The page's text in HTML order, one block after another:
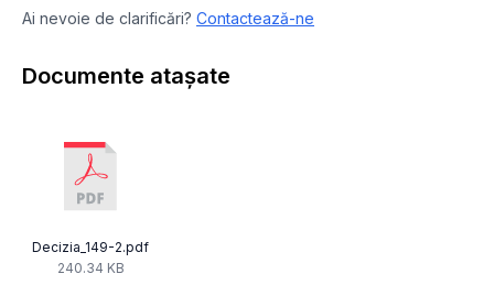
Ai nevoie de clarificări? Contactează-ne
Documente atașate
Decizia_149-2.pdf
240.34 KB